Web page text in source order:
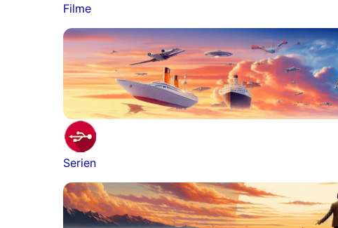
Filme
Serien